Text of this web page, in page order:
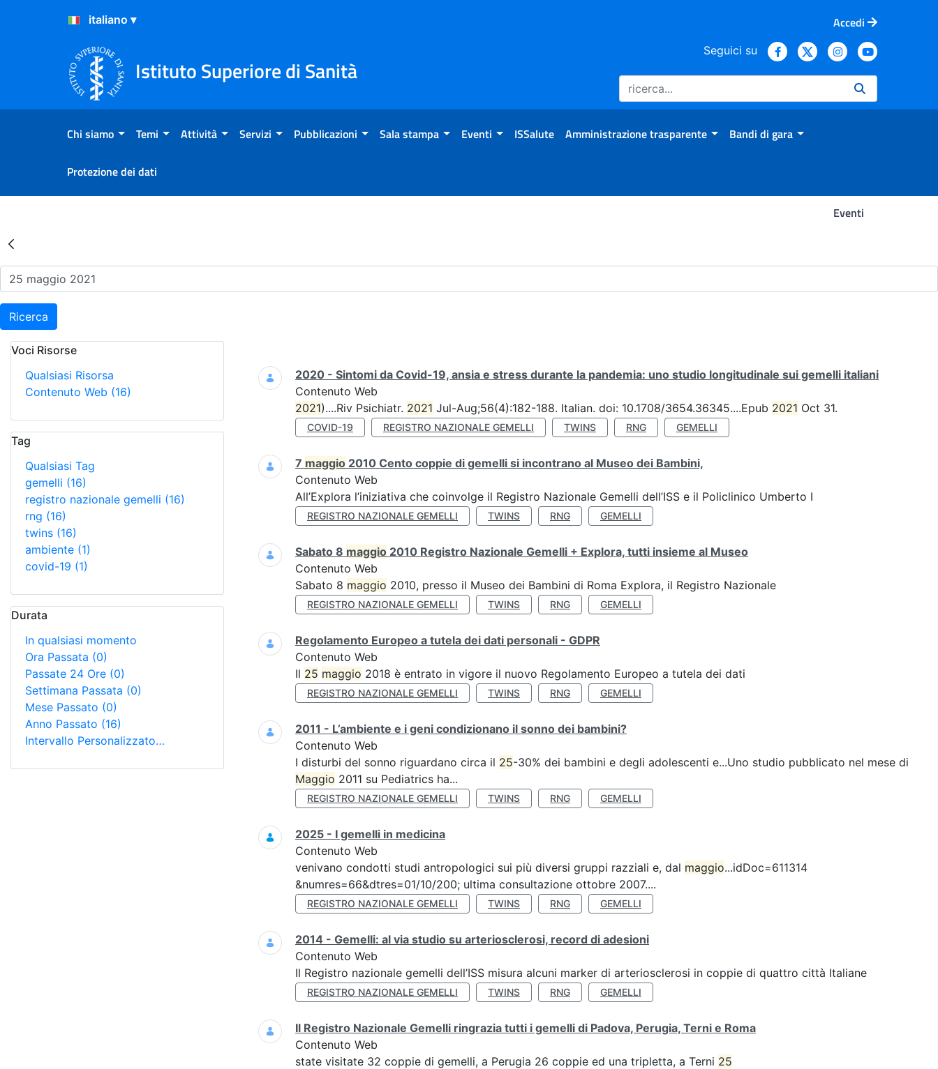
Salta al Contenuto
Salta al Footer
Accedi
Istituto Superiore di Sanità
Seguici su
Chi siamo Temi Attività Servizi Pubblicazioni Sala stampa Eventi ISSalute Amministrazione trasparente Bandi di gara
Protezione dei dati
Eventi
Risultati della Ricerca - Eventi
Ricerca
Voci Risorse
Qualsiasi Risorsa
Contenuto Web (16)
Tag
Qualsiasi Tag
gemelli (16)
registro nazionale gemelli (16)
rng (16)
twins (16)
ambiente (1)
covid-19 (1)
Durata
In qualsiasi momento
Ora Passata (0)
Passate 24 Ore (0)
Settimana Passata (0)
Mese Passato (0)
Anno Passato (16)
Intervallo Personalizzato…
Ricerca
2020 - Sintomi da Covid-19, ansia e stress durante la pandemia: uno studio longitudinale sui gemelli italiani
Contenuto Web
2021)....Riv Psichiatr. 2021 Jul-Aug;56(4):182-188. Italian. doi: 10.1708/3654.36345....Epub 2021 Oct 31.
COVID-19 REGISTRO NAZIONALE GEMELLI TWINS RNG GEMELLI
7 maggio 2010 Cento coppie di gemelli si incontrano al Museo dei Bambini,
Contenuto Web
All’Explora l’iniziativa che coinvolge il Registro Nazionale Gemelli dell’ISS e il Policlinico Umberto I
REGISTRO NAZIONALE GEMELLI TWINS RNG GEMELLI
Sabato 8 maggio 2010 Registro Nazionale Gemelli + Explora, tutti insieme al Museo
Contenuto Web
Sabato 8 maggio 2010, presso il Museo dei Bambini di Roma Explora, il Registro Nazionale
REGISTRO NAZIONALE GEMELLI TWINS RNG GEMELLI
Regolamento Europeo a tutela dei dati personali - GDPR
Contenuto Web
Il 25 maggio 2018 è entrato in vigore il nuovo Regolamento Europeo a tutela dei dati
REGISTRO NAZIONALE GEMELLI TWINS RNG GEMELLI
2011 - L’ambiente e i geni condizionano il sonno dei bambini?
Contenuto Web
I disturbi del sonno riguardano circa il 25-30% dei bambini e degli adolescenti e...Uno studio pubblicato nel mese di
Maggio 2011 su Pediatrics ha...
REGISTRO NAZIONALE GEMELLI TWINS RNG GEMELLI
2025 - I gemelli in medicina
Contenuto Web
venivano condotti studi antropologici sui più diversi gruppi razziali e, dal maggio...idDoc=611314
&numres=66&dtres=01/10/200; ultima consultazione ottobre 2007....
REGISTRO NAZIONALE GEMELLI TWINS RNG GEMELLI
2014 - Gemelli: al via studio su arteriosclerosi, record di adesioni
Contenuto Web
Il Registro nazionale gemelli dell’ISS misura alcuni marker di arteriosclerosi in coppie di quattro città Italiane
REGISTRO NAZIONALE GEMELLI TWINS RNG GEMELLI
Il Registro Nazionale Gemelli ringrazia tutti i gemelli di Padova, Perugia, Terni e Roma
Contenuto Web
state visitate 32 coppie di gemelli, a Perugia 26 coppie ed una tripletta, a Terni 25